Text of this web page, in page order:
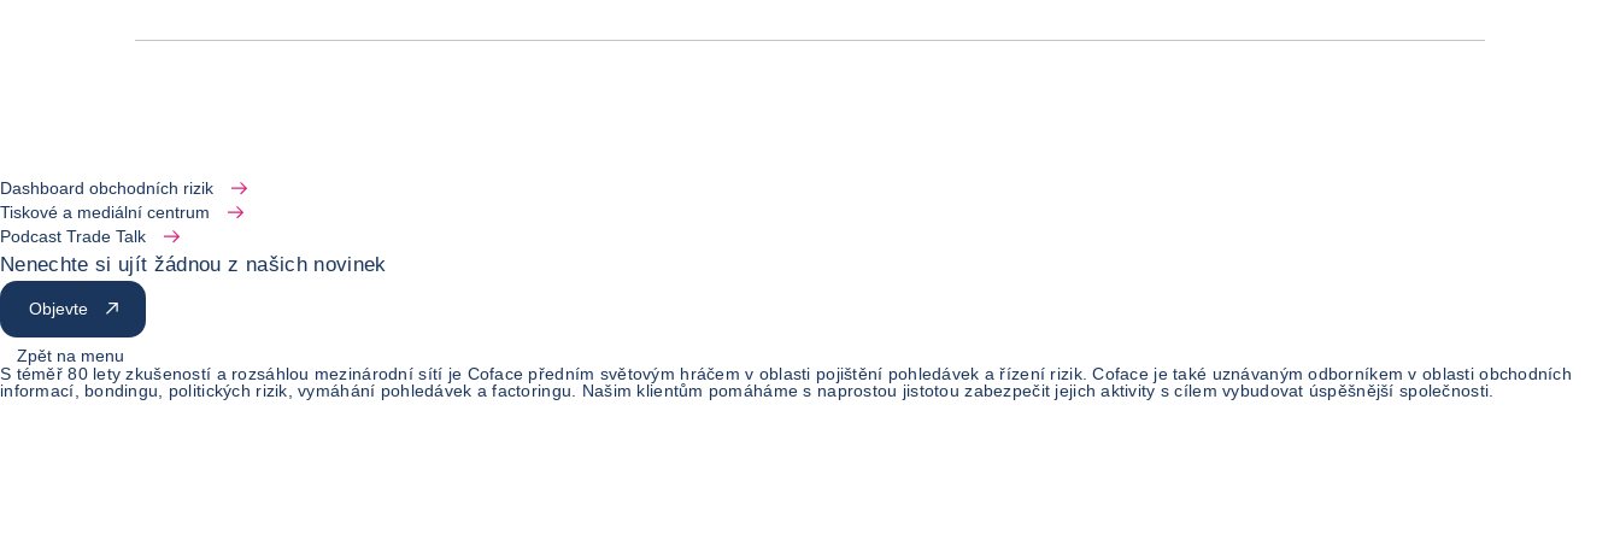
Dashboard obchodních rizik
Tiskové a mediální centrum
Podcast Trade Talk
Nenechte si ujít žádnou z našich novinek
Objevte
Zpět na menu
S téměř 80 lety zkušeností a rozsáhlou mezinárodní sítí je Coface předním světovým hráčem v oblasti pojištění pohledávek a řízení rizik. Coface je také uznávaným odborníkem v oblasti obchodních
informací, bondingu, politických rizik, vymáhání pohledávek a factoringu. Našim klientům pomáháme s naprostou jistotou zabezpečit jejich aktivity s cílem vybudovat úspěšnější společnosti.